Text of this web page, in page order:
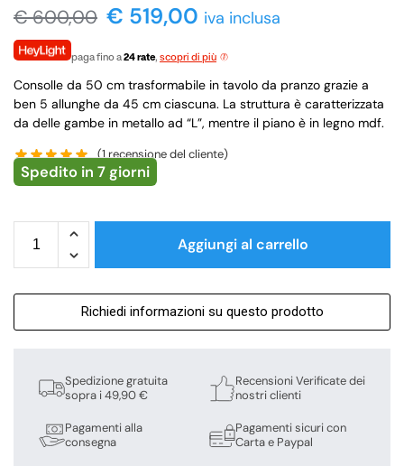
€600,00 € 519,00 iva inclusa
paga fino a24 rate, scopri di più
Consolle da 50 cm trasformabile in tavolo da pranzo grazie a
ben 5 allunghe da 45 cm ciascuna. La struttura è caratterizzata
da delle gambe in metallo ad “L”, mentre il piano è in legno mdf.
(1recensione del cliente)
Spedito in 7 giorni
Aggiungi al carrello
Richiedi informazioni su questo prodotto
Spedizione gratuita
sopra i 49,90 €
Pagamenti alla
consegna
Recensioni Verificate dei
nostri clienti
Pagamenti sicuri con
Carta e Paypal